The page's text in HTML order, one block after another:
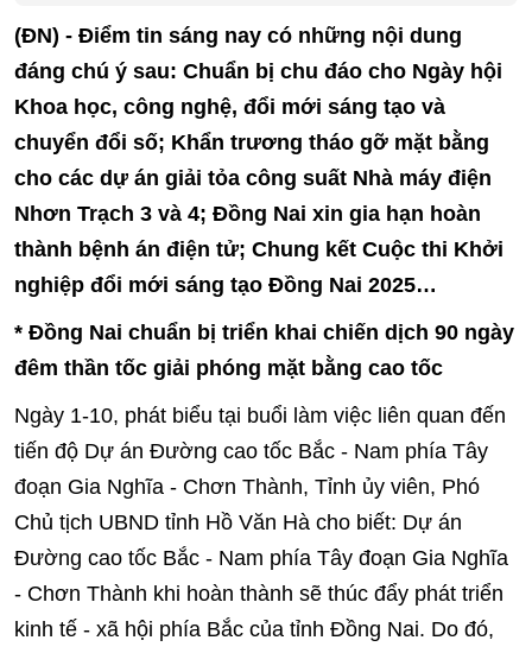
(ĐN) - Điểm tin sáng nay có những nội dung
đáng chú ý sau: Chuẩn bị chu đáo cho Ngày hội
Khoa học, công nghệ, đổi mới sáng tạo và
chuyển đổi số; Khẩn trương tháo gỡ mặt bằng
cho các dự án giải tỏa công suất Nhà máy điện
Nhơn Trạch 3 và 4; Đồng Nai xin gia hạn hoàn
thành bệnh án điện tử; Chung kết Cuộc thi Khởi
nghiệp đổi mới sáng tạo Đồng Nai 2025…
* Đồng Nai chuẩn bị triển khai chiến dịch 90 ngày
đêm thần tốc giải phóng mặt bằng cao tốc
Ngày 1-10, phát biểu tại buổi làm việc liên quan đến
tiến độ Dự án Đường cao tốc Bắc - Nam phía Tây
đoạn Gia Nghĩa - Chơn Thành, Tỉnh ủy viên, Phó
Chủ tịch UBND tỉnh Hồ Văn Hà cho biết: Dự án
Đường cao tốc Bắc - Nam phía Tây đoạn Gia Nghĩa
- Chơn Thành khi hoàn thành sẽ thúc đẩy phát triển
kinh tế - xã hội phía Bắc của tỉnh Đồng Nai. Do đó,